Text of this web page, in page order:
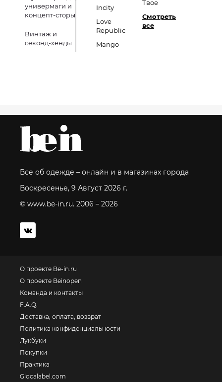
универмаги и
концепт-сторы
Винтаж и
секонд-хенды
Incity
Love
Republic
Mango
Твое
Смотреть
все
Все об одежде – онлайн и в магазинах города
Воскресенье, 9 Август 2026 г.
© www.be-in.ru. 2006 – 2026
О проекте Be-in.ru
О проекте Beinopen
Команда и контакты
F.A.Q.
Доставка, оплата, возврат
Политика конфиденциальности
Лукбуки
Покупки
Практика
Glocalabel.com